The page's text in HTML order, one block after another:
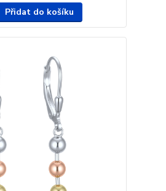
Přidat do košíku